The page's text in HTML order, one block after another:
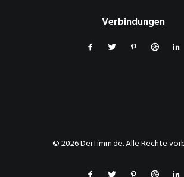
Verbindungen
© 2026 DerTimm.de. Alle Rechte